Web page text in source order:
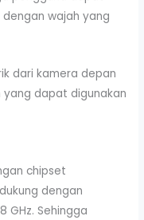
wajah yang
dari kamera depan
yang dapat digunakan
chipset
dengan
GHz. Sehingga